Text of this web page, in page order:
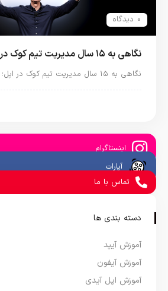
0 دیدگاه
نگاهی به ۱۵ سال مدیریت تیم کوک در اپل
نگاهی به ۱۵ سال مدیریت تیم کوک در اپل؛ درآمد، ارزش بازار…
اینستاگرام
آپارات
تماس با ما
دسته بندی ها
آموزش آیپد
آموزش آیفون
آموزش اپل آیدی